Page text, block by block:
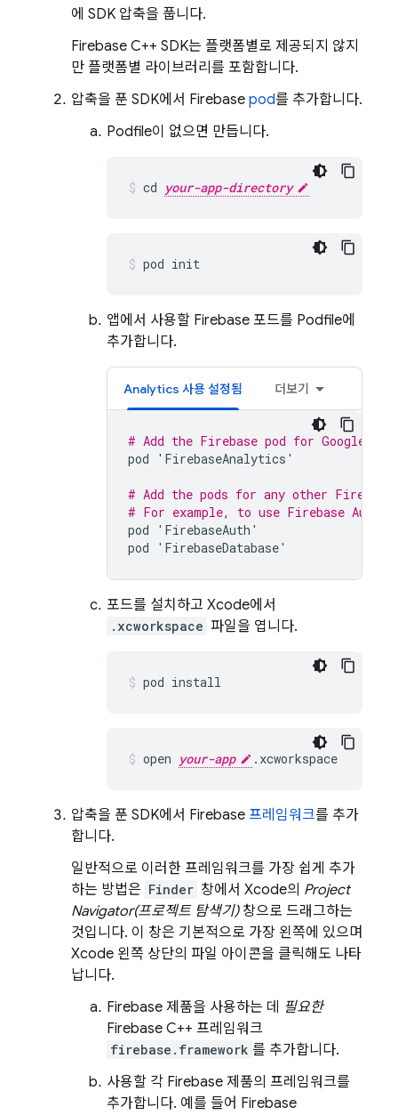
에 SDK 압축을 풉니다.
Firebase C++ SDK는 플랫폼별로 제공되지 않지
만 플랫폼별 라이브러리를 포함합니다.
압축을 푼 SDK에서 Firebase pod를 추가합니다.
Podfile이 없으면 만듭니다.
cd your-app-directory
pod init
앱에서 사용할 Firebase 포드를 Podfile에
추가합니다.
Analytics 사용 설정됨 더보기
# Add the Firebase pod for Google
pod
' FirebaseAnalytics '
# Add the pods for any other
# For example, to use Firebase
pod
' FirebaseAuth '
pod
' FirebaseDatabase'
포드를 설치하고 Xcode에서
.xcworkspace 파일을 엽니다.
pod install
open your-app .xcworkspace
압축을 푼 SDK에서 Firebase 프레임워크를 추가
합니다.
일반적으로 이러한 프레임워크를 가장 쉽게 추가
하는 방법은 Finder 창에서 Xcode의 Project
Navigator(프로젝트 탐색기)창으로 드래그하는
것입니다. 이 창은 기본적으로 가장 왼쪽에 있으며
Xcode 왼쪽 상단의 파일 아이콘을 클릭해도 나타
납니다.
Firebase 제품을 사용하는 데 필요한
Firebase C++ 프레임워크
firebase.framework 를 추가합니다.
사용할 각 Firebase 제품의 프레임워크를
추가합니다. 예를 들어 Firebase